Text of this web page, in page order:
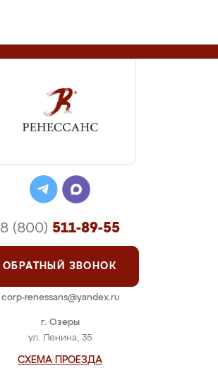
г. Озеры
ул. Ленина, 35
СХЕМА ПРОЕЗДА
8 (800) 511-89-55
ОБРАТНЫЙ ЗВОНОК
corp-renessans@yandex.ru